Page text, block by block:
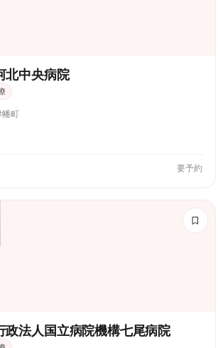
北中央病院
幡町
要予約
政法人国立病院機構七尾病院